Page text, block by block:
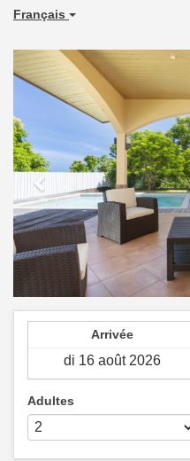
Français
Previous
Arrivée
Adultes